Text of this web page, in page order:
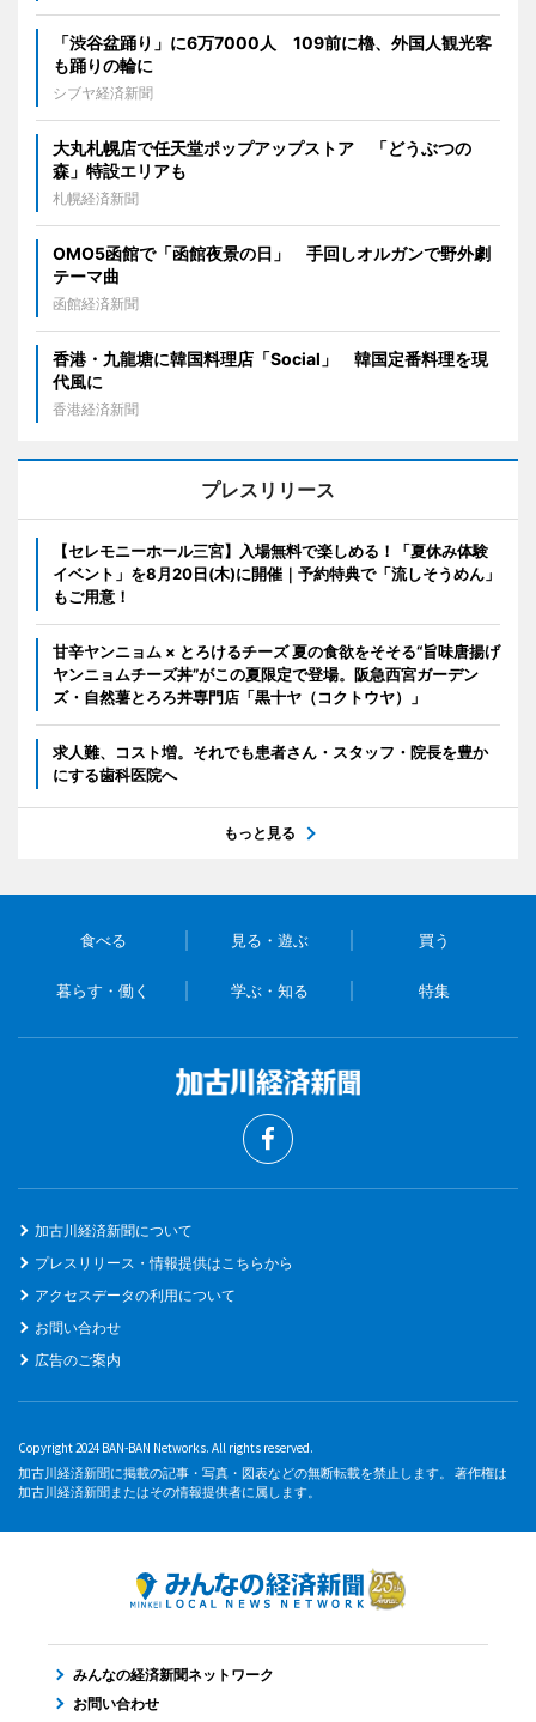
「渋谷盆踊り」に6万7000人 109前に櫓、外国人観光客
も踊りの輪に
シブヤ経済新聞
大丸札幌店で任天堂ポップアップストア 「どうぶつの
森」特設エリアも
札幌経済新聞
OMO5函館で「函館夜景の日」 手回しオルガンで野外劇
テーマ曲
函館経済新聞
香港・九龍塘に韓国料理店「Social」 韓国定番料理を現
代風に
香港経済新聞
プレスリリース
【セレモニーホール三宮】入場無料で楽しめる！「夏休み体験
イベント」を8月20日(木)に開催｜予約特典で「流しそうめん」
もご用意！
甘辛ヤンニョム × とろけるチーズ 夏の食欲をそそる“旨味唐揚げ
ヤンニョムチーズ丼”がこの夏限定で登場。阪急西宮ガーデン
ズ・自然薯とろろ丼専門店「黒十ヤ（コクトウヤ）」
求人難、コスト増。それでも患者さん・スタッフ・院長を豊か
にする歯科医院へ
もっと見る
食べる 見る・遊ぶ 買う
暮らす・働く 学ぶ・知る 特集
加古川経済新聞について
プレスリリース・情報提供はこちらから
アクセスデータの利用について
お問い合わせ
広告のご案内
Copyright 2024 BAN-BAN Networks. All rights reserved.
加古川経済新聞に掲載の記事・写真・図表などの無断転載を禁止します。 著作権は
加古川経済新聞またはその情報提供者に属します。
みんなの経済新聞ネットワーク
お問い合わせ